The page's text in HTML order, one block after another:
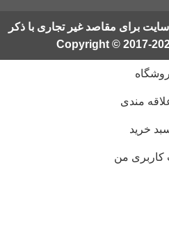
سایت برای مقاصد غیر تجاری با ذکر
مندی
خرید
من